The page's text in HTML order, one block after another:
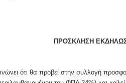
ΠΡΟΣΚΛΗΣΗ
ότι θα προβεί στην συλλογή